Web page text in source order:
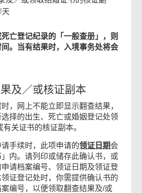
天
亡登记纪录的「一般查册」，则
。当有结果时，入境事务处将会
及／或核证副本
，网上不能立即显示翻查结果，
择的出生、死亡或婚姻登记处领
关证书的核证副本。
手续时，此项申请的领证日期会
内。请列印或储存此确认书，或
请档案编号、领证日期及领证登
证登记处时，你需提供确认书的
编号，以便领取翻查结果及/或